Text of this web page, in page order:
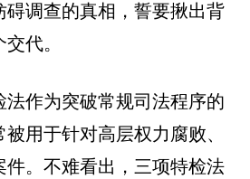
碍调查的真相，誓要揪出背
代。
法作为突破常规司法程序的
用于针对高层权力腐败、
件。不难看出，三项特检法